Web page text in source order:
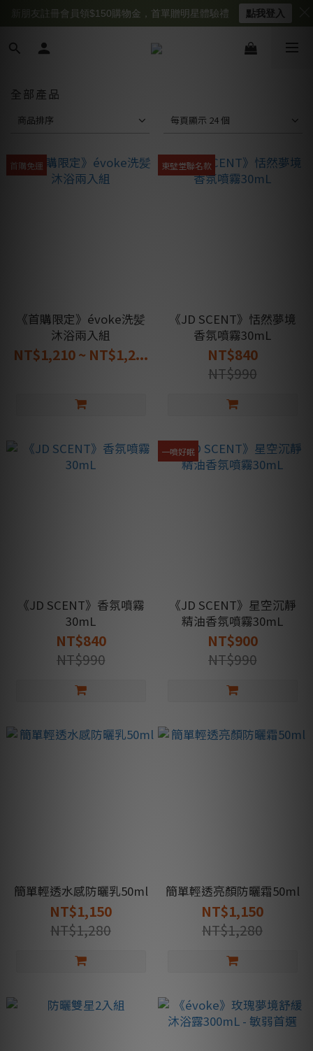
全部產品
商品排序 每頁顯示 24 個
首購免運
《首購限定》évoke洗髪
沐浴兩入組
NT$1,210 ~ NT$1,2...
東壁堂聯名款
《JD SCENT》恬然夢境
香氛噴霧30mL
NT$840
NT$990
《JD SCENT》香氛噴霧
30mL
NT$840
NT$990
一噴好眠
《JD SCENT》星空沉靜
精油香氛噴霧30mL
NT$900
NT$990
簡單輕透水感防曬乳50ml
NT$1,150
NT$1,280
簡單輕透亮顏防曬霜50ml
NT$1,150
NT$1,280
新朋友註冊會員領$150購物金，首單贈明星體驗禮 點我登入